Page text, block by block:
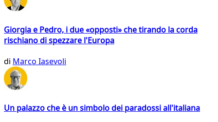
Giorgia e Pedro, i due «opposti» che tirando la corda
rischiano di spezzare l'Europa
di Marco Iasevoli
Un palazzo che è un simbolo dei paradossi all'italiana